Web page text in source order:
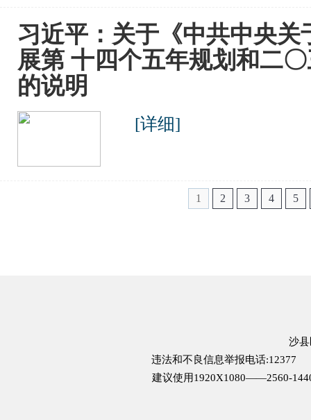
习近平：关于《中共中央
展第 十四个五年规划和二
的说明
[详细]
1 2 3 4 5
沙
违法和不良信息举报电话:12377
建议使用1920X1080——2560-